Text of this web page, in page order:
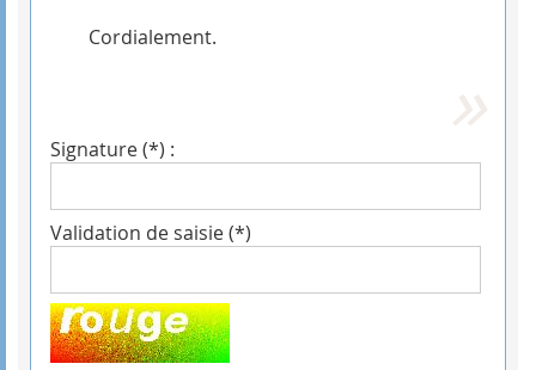
Cordialement.
Signature (*) :
Validation de saisie (*)